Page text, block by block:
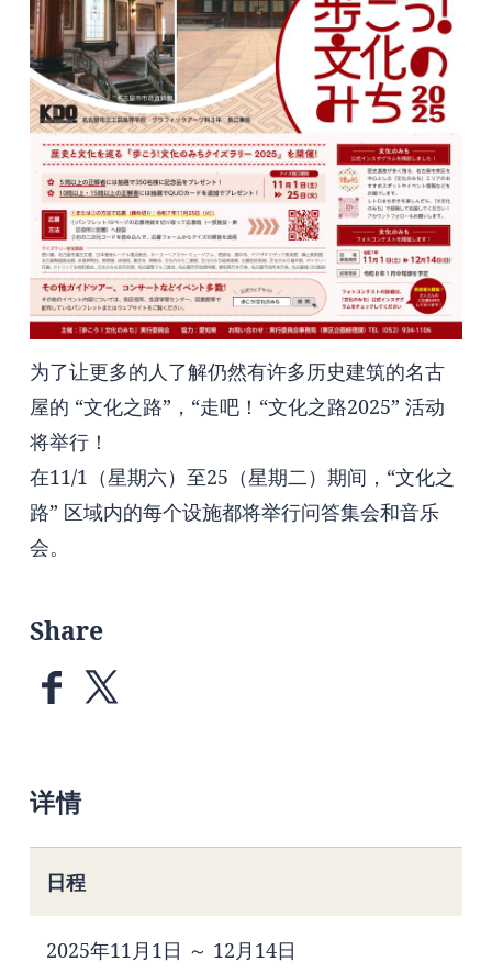
为了让更多的人了解仍然有许多历史建筑的名古
屋的 “文化之路”，“走吧！“文化之路2025” 活动
将举行！
在11/1（星期六）至25（星期二）期间，“文化之
路” 区域内的每个设施都将举行问答集会和音乐
会。
Share
详情
日程
2025年11月1日 ～ 12月14日